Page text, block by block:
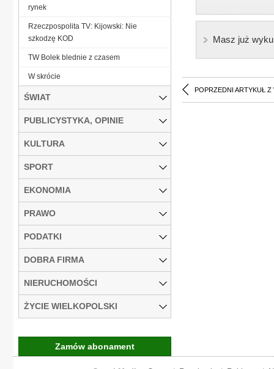
Masz już
POPRZEDNI ARTYKUŁ Z
rynek
Rzeczpospolita TV: Kijowski: Nie
szkodzę KOD
TW Bolek blednie z czasem
W skrócie
ŚWIAT
PUBLICYSTYKA, OPINIE
KULTURA
SPORT
EKONOMIA
PRAWO
PODATKI
DOBRA FIRMA
NIERUCHOMOŚCI
ŻYCIE WIELKOPOLSKI
Zamów abonament